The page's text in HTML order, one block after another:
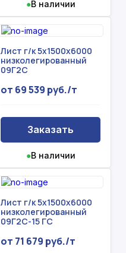
●В наличии
Лист г/к 5х1500х6000
низколегированный
09Г2С
от 69 539 руб./т
Заказать
●В наличии
Лист г/к 5х1500х6000
низколегированный
09Г2С-15 ГС
от 71 679 руб./т